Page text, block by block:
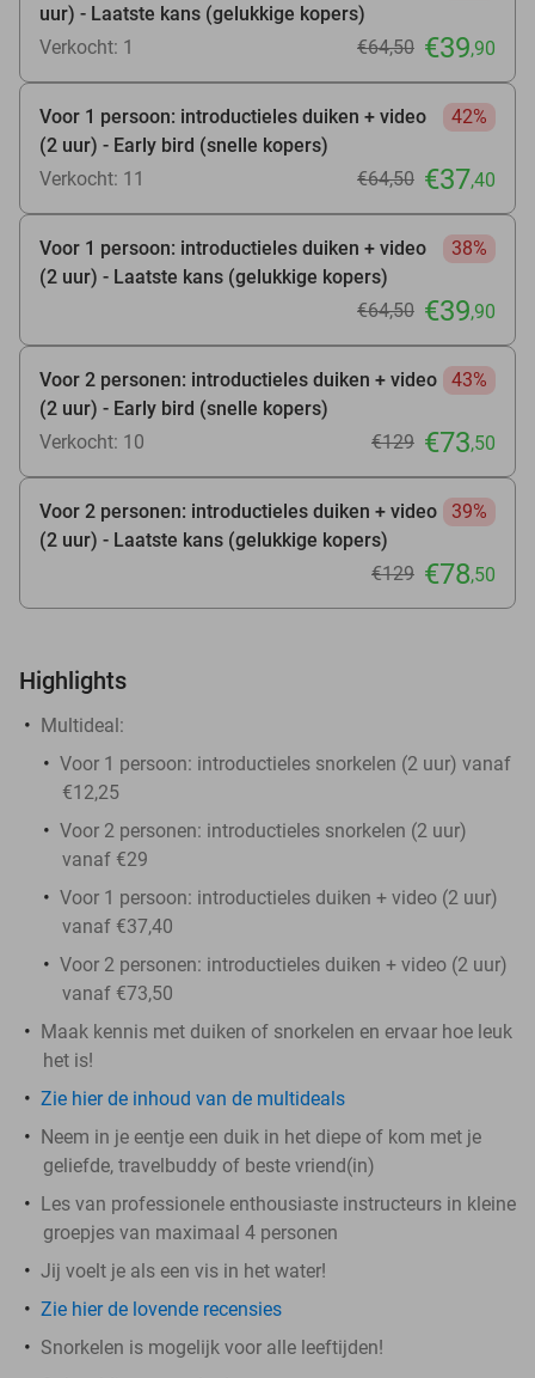
uur) - Laatste kans (gelukkige kopers)
Verkocht: 1 €64,50 €39,90
Voor 1 persoon: introductieles duiken + video
(2 uur) - Early bird (snelle kopers)
42%
Verkocht: 11 €64,50 €37,40
Voor 1 persoon: introductieles duiken + video
(2 uur) - Laatste kans (gelukkige kopers)
38%
€64,50 €39,90
Voor 2 personen: introductieles duiken + video
(2 uur) - Early bird (snelle kopers)
43%
Verkocht: 10 €129 €73,50
Voor 2 personen: introductieles duiken + video
(2 uur) - Laatste kans (gelukkige kopers)
39%
€129 €78,50
Highlights
Multideal:
Voor 1 persoon: introductieles snorkelen (2 uur) vanaf
€12,25
Voor 2 personen: introductieles snorkelen (2 uur)
vanaf €29
Voor 1 persoon: introductieles duiken + video (2 uur)
vanaf €37,40
Voor 2 personen: introductieles duiken + video (2 uur)
vanaf €73,50
Maak kennis met duiken of snorkelen en ervaar hoe leuk
het is!
Zie hier de inhoud van de multideals
Neem in je eentje een duik in het diepe of kom met je
geliefde, travelbuddy of beste vriend(in)
Les van professionele enthousiaste instructeurs in kleine
groepjes van maximaal 4 personen
Jij voelt je als een vis in het water!
Zie hier de lovende recensies
Snorkelen is mogelijk voor alle leeftijden!